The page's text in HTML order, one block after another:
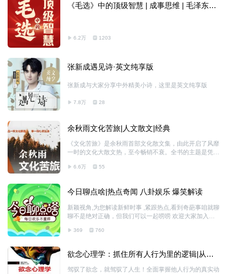
《毛选》中的顶级智慧 | 成事思维 | 毛泽东选
6.2万 1203
张新成遇见诗·英文纯享版
张新成与大家分享中外精美小诗，这里是英文纯享版
7.8万 28
余秋雨文化苦旅|人文散文|经典
《文化苦旅》是余秋雨首部文化散文集，由此开启了风靡
一时的文化大散文热，至今畅销不衰。全书的主题是凭借
络。 翻开这本书，跟随作者寻访中华文明的重要遗址，
程，通过一个个古今物像，将历史的深邃苍凉见于笔端，
把笔触指向文化人格和文化良知，展示出对历史、对文
化，以及对生命的追问。 余秋雨，作家、学者。一九四
六年八月生，浙江人。二十世纪八十年代中期，被推举为
当时中国内地最年轻的高校校长，并出任上海市中文专业
教授评审组组长，兼艺术专业教授评审组组长。曾获“国
6.6万 55
今日聊点啥|热点奇闻 八卦娱乐 爆笑解读
新颖视角,为您解读新鲜时事 ,紧跟热点,看到奇葩事咱就聊
聊不是绝对正确，但我们可以一起唠唠 欢迎大家加入我
369 760
欲念心理学：抓住所有人行为里的逻辑|从行
驾驭了欲念，就驾驭了人生！全面掌握他人行为的真实动